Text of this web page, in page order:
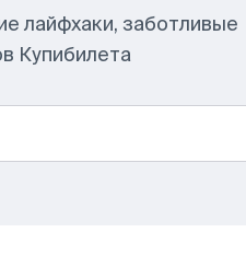
лайфхаки, заботливые
Купибилета